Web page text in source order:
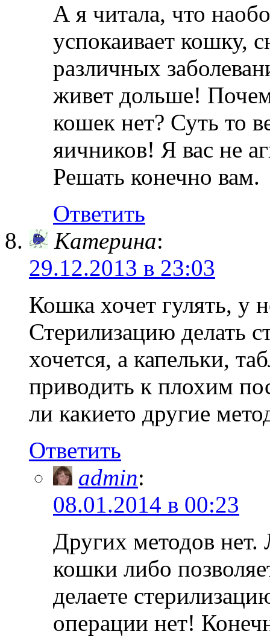
А я читала, что
успокаивает кошку,
различных
живет дольше!
кошек нет? Суть то
яичников! Я вас не
Решать конечно вам.
Ответить
Катерина:
29.12.2013 в 23:03
Кошка хочет гулять, у
Стерилизацию делать
хочется, а капельки,
приводить к плохим
ли какието другие
Ответить
admin:
08.01.2014 в 00:23
Других методов
кошки либо
делаете
операции нет!